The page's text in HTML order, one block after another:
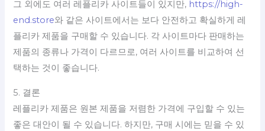
그 외에도 여러 레플리카 사이트들이 있지만, https://high-
end.store와 같은 사이트에서는 보다 안전하고 확실하게 레
플리카 제품을 구매할 수 있습니다. 각 사이트마다 판매하는
제품의 종류나 가격이 다르므로, 여러 사이트를 비교하여 선
택하는 것이 좋습니다.
5. 결론
레플리카 제품은 원본 제품을 저렴한 가격에 구입할 수 있는
좋은 대안이 될 수 있습니다. 하지만, 구매 시에는 믿을 수 있